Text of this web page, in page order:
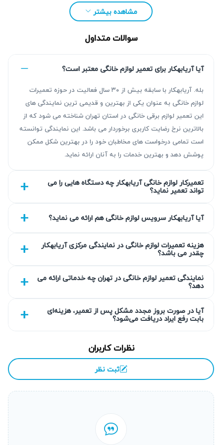
مزیت‌ آریابهکار برای تعمیر پکیج در کیانشهر
تیم آریابهکار با بیش از ۳۰ سال تجربه در تعمیر پکیج، خدماتی با
کیفیت و قابل اتکا ارائه می‌کند. عیب‌یابی دقیق و تعمیر مطابق
ارائه می‌شود. هدف ما رضایت مشتری و کاهش دفعات مراجعات
کاملاً شفاف و مستند انجام می‌شود.
گارانتی کتبی خدمات
تقدیم می‌شود که تضمین کیفیت و دوام خدمات است. این
ضمانت شامل تمام موارد تعمیر شده بوده و در صورت بروز
مجدد مشکل در مدت مقرر، بدون هزینه اضافی پیگیری و رفع
مشکل صورت می‌گیرد. مشتریان می‌توانند با اطمینان کامل از
انتخاب سطح کیفی قطعه به انتخاب شما
در آریابهکار انتخاب قطعات جایگزین متناسب با بودجه و نیاز شما
ارائه می‌شود. می‌توانید قطعات اورجینال یا با کیفیت بالا را
انتخاب کنید تا تعمیر به بهترین شکل انجام شود. این تنوع امکان
کنترل هزینه و کیفیت را به مشتری می‌دهد و بر اساس نیاز و
اولویت شما تنظیم می‌گردد.
مشاهده بیشتر
سوالات متداول
آیا آریابهکار برای تعمیر لوازم خانگی معتبر است؟
بله. آریابهکار با سابقه بیش از ۳۰ سال فعالیت در حوزه تعمیرات
لوازم خانگی به عنوان یکی از بهترین و قدیمی ترین نمایندگی های
این تعمیر لوازم برقی خانگی در استان تهران شناخته می شود که از
بالاترین نرخ رضایت کاربری برخوردار می باشد. این نمایندگی توانسته
است تمامی درخواست های مخاطبان خود را در بهترین شکل ممکن
پوشش دهد و بهترین خدمات را به آنان ارائه نماید.
تعمیرکار لوازم خانگی آریابهکار چه دستگاه هایی را می
تواند تعمیر نماید؟
آیا آریابهکار سرویس لوازم خانگی هم ارائه می نماید؟
هزینه تعمیرات لوازم خانگی در نمایندگی مرکزی آریابهکار
چقدر می باشد؟
نمایندگی تعمیر لوازم خانگی در تهران چه خدماتی ارائه می
دهد؟
آیا در صورت بروز مجدد مشکل پس از تعمیر، هزینه‌ای
بابت رفع ایراد دریافت می‌شود؟
نظرات کاربران
ثبت نظر